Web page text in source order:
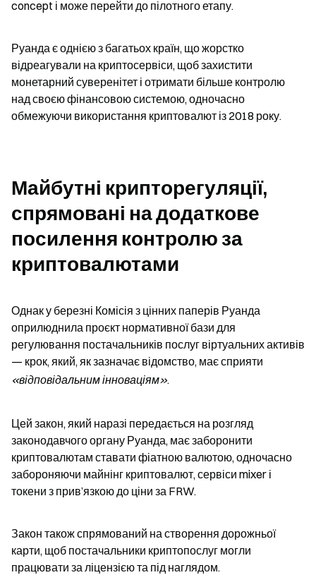
concept і може перейти до пілотного етапу.
Руанда є однією з багатьох країн, що жорстко
відреагували на криптосервіси, щоб захистити
монетарний суверенітет і отримати більше контролю
над своєю фінансовою системою, одночасно
обмежуючи використання криптовалют із 2018 року.
Майбутні крипторегуляції,
спрямовані на додаткове
посилення контролю за
криптовалютами
Однак у березні Комісія з цінних паперів Руанда
оприлюднила проєкт нормативної бази для
регулювання постачальників послуг віртуальних активів
— крок, який, як зазначає відомство, має сприяти
«відповідальним інноваціям».
Цей закон, який наразі передається на розгляд
законодавчого органу Руанда, має заборонити
криптовалютам ставати фіатною валютою, одночасно
забороняючи майнінг криптовалют, сервіси mixer і
токени з прив’язкою до ціни за FRW.
Закон також спрямований на створення дорожньої
карти, щоб постачальники криптопослуг могли
працювати за ліцензією та під наглядом.